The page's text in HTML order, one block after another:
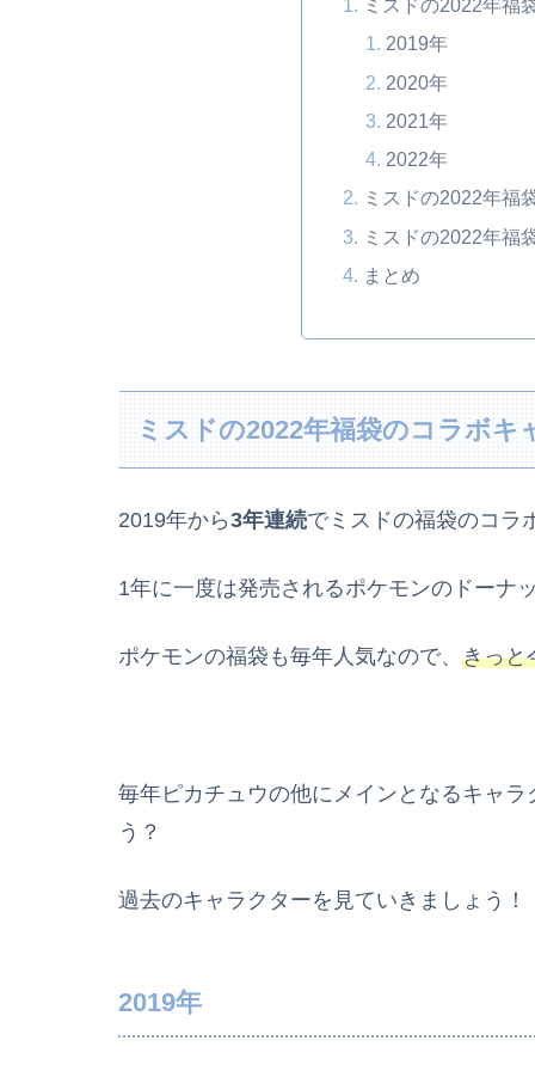
ミスドの2022年福
2019年
2020年
2021年
2022年
ミスドの2022年福
ミスドの2022年福
まとめ
ミスドの2022年福袋のコラボキ
2019年から3年連続でミスドの福袋のコラ
1年に一度は発売されるポケモンのドーナ
ポケモンの福袋も毎年人気なので、 きっと
毎年ピカチュウの他にメインとなるキャ
う？
過去のキャラクターを見ていきましょう！
2019年